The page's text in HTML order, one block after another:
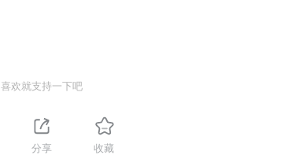
喜欢就支持一下吧
分享 收藏